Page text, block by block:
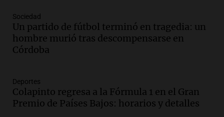
Episodios
Audio.Casabindo se prepara para una
celebración única: 30.000 turistas y el
tradicional Toreo de la Vincha
Audio. Borges, abogada de Pourrain:
"Tres hombres se lo llevaron para
hacerle preguntas y nunca regresó"
Sociedad
Un partido de fútbol terminó en tragedia: un
hombre murió tras descompensarse en
Córdoba
Deportes
Colapinto regresa a la Fórmula 1 en el Gran
Premio de Países Bajos: horarios y detalles